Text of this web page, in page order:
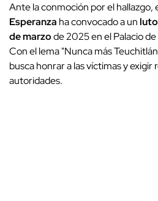
Ante la conmoción por el hallazgo,
Esperanza ha convocado a unluto
de marzode 2025 en el Palacio
Con el lema "Nunca más
busca honrar a las víctimas y exigir
autoridades.